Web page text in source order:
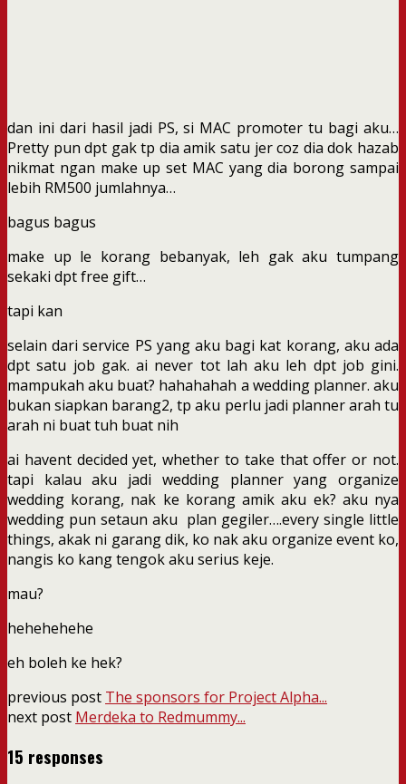
dan ini dari hasil jadi PS, si MAC promoter tu bagi aku…
Pretty pun dpt gak tp dia amik satu jer coz dia dok hazab
nikmat ngan make up set MAC yang dia borong sampai
lebih RM500 jumlahnya…
bagus bagus
make up le korang bebanyak, leh gak aku tumpang
sekaki dpt free gift…
tapi kan
selain dari service PS yang aku bagi kat korang, aku ada
dpt satu job gak. ai never tot lah aku leh dpt job gini.
mampukah aku buat? hahahahah a wedding planner. aku
bukan siapkan barang2, tp aku perlu jadi planner arah tu
arah ni buat tuh buat nih
ai havent decided yet, whether to take that offer or not.
tapi kalau aku jadi wedding planner yang organize
wedding korang, nak ke korang amik aku ek? aku nya
wedding pun setaun aku plan gegiler….every single little
things, akak ni garang dik, ko nak aku organize event ko,
nangis ko kang tengok aku serius keje.
mau?
hehehehehe
eh boleh ke hek?
previous post The sponsors for Project Alpha...
next post Merdeka to Redmummy...
15 responses